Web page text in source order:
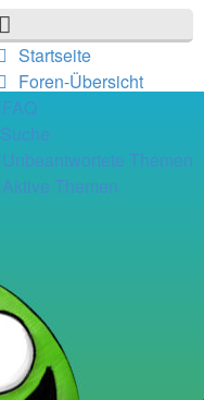
Startseite
Foren-Übersicht
FAQ
Suche
Unbeantwortete Themen
Aktive Themen